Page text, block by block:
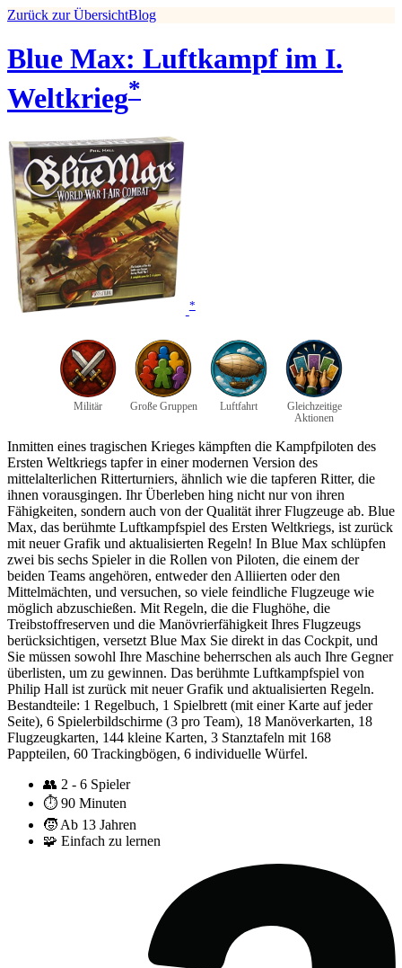
Zurück zur ÜbersichtBlog
Blue Max: Luftkampf im I.
Weltkrieg*
*
Militär Große Gruppen Luftfahrt
Gleichzeitige
Aktionen
Inmitten eines tragischen Krieges kämpften die Kampfpiloten des
Ersten Weltkriegs tapfer in einer modernen Version des
mittelalterlichen Ritterturniers, ähnlich wie die tapferen Ritter, die
ihnen vorausgingen. Ihr Überleben hing nicht nur von ihren
Fähigkeiten, sondern auch von der Qualität ihrer Flugzeuge ab. Blue
Max, das berühmte Luftkampfspiel des Ersten Weltkriegs, ist zurück
mit neuer Grafik und aktualisierten Regeln! In Blue Max schlüpfen
zwei bis sechs Spieler in die Rollen von Piloten, die einem der
beiden Teams angehören, entweder den Alliierten oder den
Mittelmächten, und versuchen, so viele feindliche Flugzeuge wie
möglich abzuschießen. Mit Regeln, die die Flughöhe, die
Treibstoffreserven und die Manövrierfähigkeit Ihres Flugzeugs
berücksichtigen, versetzt Blue Max Sie direkt in das Cockpit, und
Sie müssen sowohl Ihre Maschine beherrschen als auch Ihre Gegner
überlisten, um zu gewinnen. Das berühmte Luftkampfspiel von
Philip Hall ist zurück mit neuer Grafik und aktualisierten Regeln.
Bestandteile: 1 Regelbuch, 1 Spielbrett (mit einer Karte auf jeder
Seite), 6 Spielerbildschirme (3 pro Team), 18 Manöverkarten, 18
Flugzeugkarten, 144 kleine Karten, 3 Stanztafeln mit 168
Pappteilen, 60 Trackingbögen, 6 individuelle Würfel.
👥 2 - 6 Spieler
⏱️ 90 Minuten
🧒 Ab 13 Jahren
🧩 Einfach zu lernen